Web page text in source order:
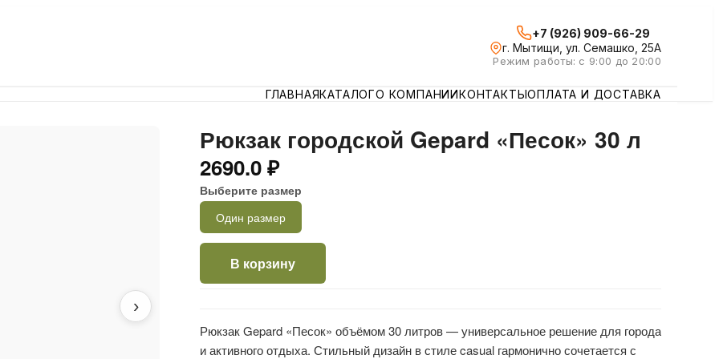
+7 (926) 909-66-29
г. Мытищи, ул. Семашко, 25А
Режим работы: с 9:00 до 20:00
ГЛАВНАЯКАТАЛОГО КОМПАНИИКОНТАКТЫОПЛАТА И ДОСТАВКА
›
Рюкзак городской Gepard «Песок» 30 л
2690.0 ₽
Выберите размер
Один размер
В корзину
Рюкзак Gepard «Песок» объёмом 30 литров — универсальное решение для города
и активного отдыха. Стильный дизайн в стиле casual гармонично сочетается с